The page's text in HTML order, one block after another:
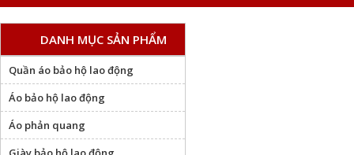
DANH MỤC SẢN PHẨM
Quần áo bảo hộ lao động
Áo bảo hộ lao động
Áo phản quang